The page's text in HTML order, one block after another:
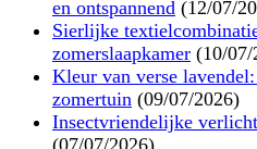
en ontspannend (12/07/
Sierlijke
zomerslaapkamer (10/07/
Kleur van verse
zomertuin (09/07/2026)
Insectvriendelijke